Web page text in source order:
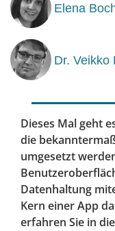
Elena
Dr. Veikko
Dieses Mal geht
die
umgesetzt
Datenhaltung
Kern einer App
erfahren Sie in